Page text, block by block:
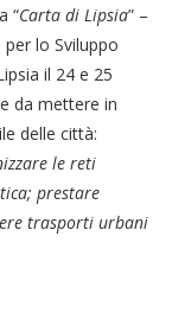
“Carta di Lipsia” –
lo Sviluppo
il 24 e 25
da mettere in
delle città:
le reti
prestare
trasporti urbani